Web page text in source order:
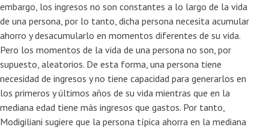
embargo, los ingresos no son constantes a lo largo de la vida
de una persona, por lo tanto, dicha persona necesita acumular
ahorro y desacumularlo en momentos diferentes de su vida.
Pero los momentos de la vida de una persona no son, por
supuesto, aleatorios. De esta forma, una persona tiene
necesidad de ingresos y no tiene capacidad para generarlos en
los primeros y últimos años de su vida mientras que en la
mediana edad tiene más ingresos que gastos. Por tanto,
Modigiliani sugiere que la persona típica ahorra en la mediana